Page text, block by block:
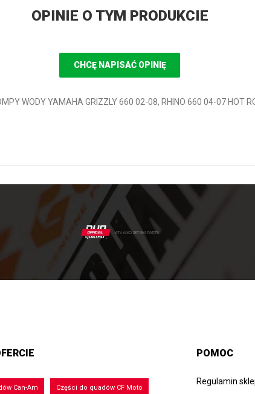
OPINIE O TYM PRODUKCIE
CHCĘ NAPISAĆ OPINIĘ
WODY YAMAHA GRIZZLY 660 02-08, RHINO 660 04-07 HOT
Can-Am Części do quadów CF Moto
POMOC
Regulamin